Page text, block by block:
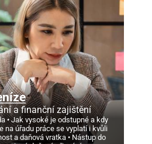
a finanční zajištění
Jak vysoké je odstupné a kdy
na úřadu práce se vyplatí i kvůli
a daňová vratka
Nástup do